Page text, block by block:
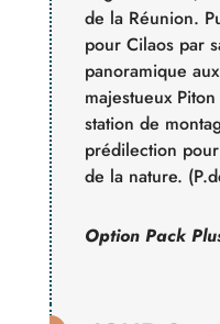
de la Réunion.
pour Cilaos par
panoramique
majestueux
station de
prédilection
de la nature.
Option Pack